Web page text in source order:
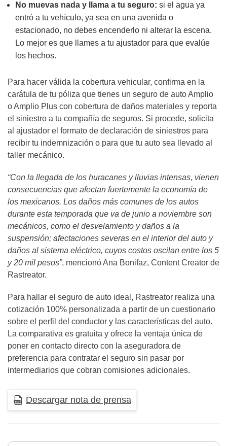
No muevas nada y llama a tu seguro: si el agua ya
entró a tu vehículo, ya sea en una avenida o
estacionado, no debes encenderlo ni alterar la escena.
Lo mejor es que llames a tu ajustador para que evalúe
los hechos.
Para hacer válida la cobertura vehicular, confirma en la
carátula de tu póliza que tienes un seguro de auto Amplio
o Amplio Plus con cobertura de daños materiales y reporta
el siniestro a tu compañía de seguros. Si procede, solicita
al ajustador el formato de declaración de siniestros para
recibir tu indemnización o para que tu auto sea llevado al
taller mecánico.
“Con la llegada de los huracanes y lluvias intensas, vienen
consecuencias que afectan fuertemente la economía de
los mexicanos. Los daños más comunes de los autos
durante esta temporada que va de junio a noviembre son
mecánicos, como el desvelamiento y daños a la
suspensión; afectaciones severas en el interior del auto y
daños al sistema eléctrico, cuyos costos oscilan entre los 5
y 20 mil pesos”, mencionó Ana Bonifaz, Content Creator de
Rastreator.
Para hallar el seguro de auto ideal, Rastreator realiza una
cotización 100% personalizada a partir de un cuestionario
sobre el perfil del conductor y las características del auto.
La comparativa es gratuita y ofrece la ventaja única de
poner en contacto directo con la aseguradora de
preferencia para contratar el seguro sin pasar por
intermediarios que cobran comisiones adicionales.
Descargar nota de prensa